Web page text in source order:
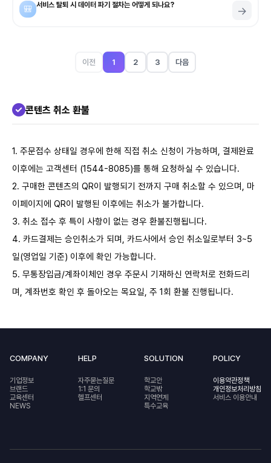
🎒 서비스 탈퇴 시 데이터 파기 절차는 어떻게 되나요? →
이전 1 2 3 다음
콘텐츠 취소 환불
1. 주문접수 상태일 경우에 한해 직접 취소 신청이 가능하며, 결제완료
이후에는 고객센터 (1544-8085)를 통해 요청하실 수 있습니다.
2. 구매한 콘텐츠의 QR이 발행되기 전까지 구매 취소할 수 있으며, 마
이페이지에 QR이 발행된 이후에는 취소가 불가합니다.
3. 취소 접수 후 특이 사항이 없는 경우 환불진행됩니다.
4. 카드결제는 승인취소가 되며, 카드사에서 승인 취소일로부터 3~5
일(영업일 기준) 이후에 확인 가능합니다.
5. 무통장입금/계좌이체인 경우 주문시 기재하신 연락처로 전화드리
며, 계좌번호 확인 후 돌아오는 목요일, 주 1회 환불 진행됩니다.
COMPANY
기업정보
브랜드
교육센터
NEWS
HELP
자주묻는질문
1:1 문의
헬프센터
SOLUTION
학교안
학교밖
지역연계
특수교육
POLICY
이용약관정책
개인정보처리방침
서비스 이용안내